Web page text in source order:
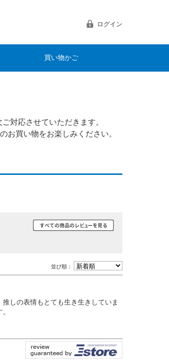
ログイン
買い物かご
対応させていただきます。
お買い物をお楽しみください。
並び順：
しの表情もとても生き生きしていま